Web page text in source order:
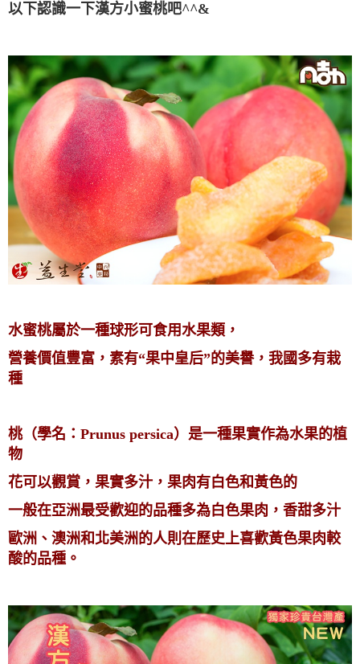
以下認識一下漢方小蜜桃吧^^&
水蜜桃屬於一種球形可食用水果類，
營養價值豐富，素有“果中皇后”的美譽，我國多有栽
種
桃（學名：Prunus persica）是一種果實作為水果的植
物
花可以觀賞，果實多汁，果肉有白色和黃色的
一般在亞洲最受歡迎的品種多為白色果肉，香甜多汁
歐洲、澳洲和北美洲的人則在歷史上喜歡黃色果肉較
酸的品種。